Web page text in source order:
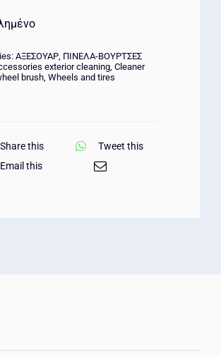
ΑΞΕΣΟΥΑΡ, ΠΙΝΕΛΑ-ΒΟΥΡΤΣΕΣ
exterior cleaning, Cleaner
brush, Wheels and tires
Share this
Tweet this
Email this